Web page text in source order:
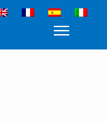
Toggle